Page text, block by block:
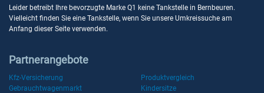
Leider betreibt Ihre bevorzugte Marke Q1 keine Tankstelle in Bernbeuren.
Vielleicht finden Sie eine Tankstelle, wenn Sie unsere Umkreissuche am
Anfang dieser Seite verwenden.
Partnerangebote
Kfz-Versicherung
Produktvergleich
Gebrauchtwagenmarkt
Kindersitze